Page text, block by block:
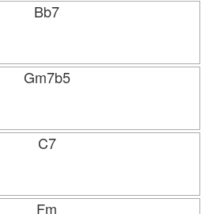
Bb7
Gm7b5
C7
Fm